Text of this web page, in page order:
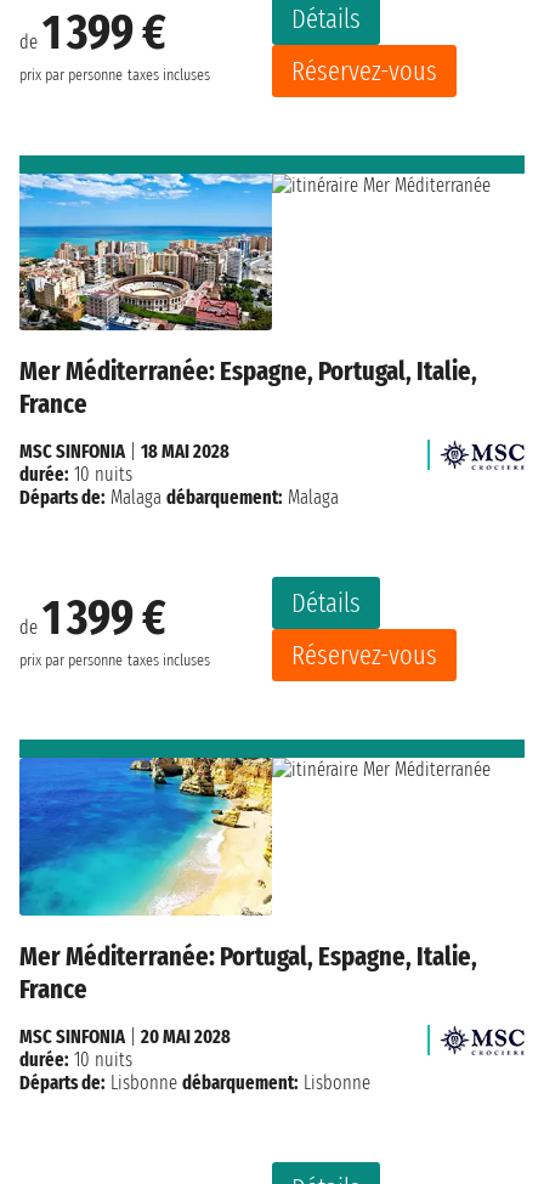
de 1 399 €
prix par personne taxes incluses
Détails
Réservez-vous
Mer Méditerranée: Espagne, Portugal, Italie,
France
de 1 399 €
prix par personne taxes incluses
Détails
Réservez-vous
MSC SINFONIA| 18 MAI 2028
durée: 10 nuits
Départs de: Malaga débarquement: Malaga
Mer Méditerranée: Portugal, Espagne, Italie,
France
MSC SINFONIA
20 MAI 2028
durée: 10 nuits
Départs de: Lisbonne débarquement: Lisbonne